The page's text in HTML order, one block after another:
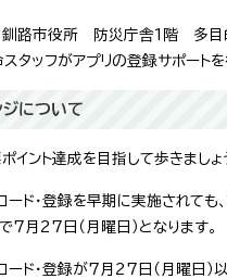
釧路市役所 防災庁舎1階 多目
タッフがアプリの登録サポートを
ジについて
イント達成を目指して歩きましょ
ード・登録を早期に実施されても
7月27日（月曜日）となります。
ード・登録が7月27日（月曜日）